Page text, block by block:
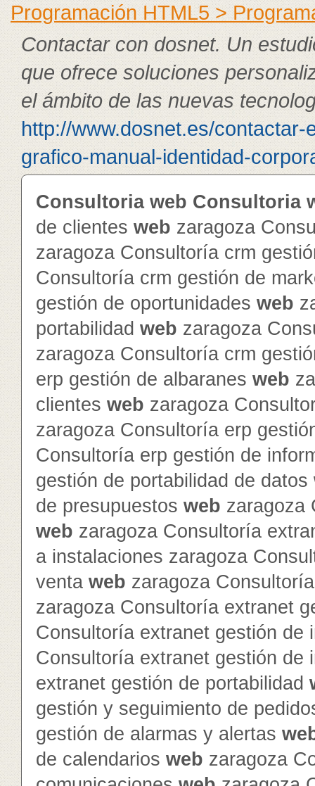
Programación HTML5 >
Contactar con dosnet. Un
que ofrece soluciones
el ámbito de las nuevas
http://www.dosnet.es/
grafico-manual-identidad-
Consultoria web Consultoria
de clientes web zaragoza
zaragoza Consultoría crm
Consultoría crm gestión de
gestión de oportunidades web
portabilidad web zaragoza
zaragoza Consultoría crm
erp gestión de albaranes web
clientes web zaragoza
zaragoza Consultoría erp
Consultoría erp gestión de
gestión de portabilidad de datos
de presupuestos web zaragoza
web zaragoza Consultoría
a instalaciones zaragoza
venta web zaragoza
zaragoza Consultoría extranet
Consultoría extranet gestión de
Consultoría extranet gestión de
extranet gestión de portabilidad
gestión y seguimiento de
gestión de alarmas y alertas
de calendarios web zaragoza